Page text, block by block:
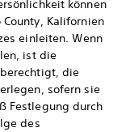
können
Kalifornien
einleiten. Wenn
ist die
die
sofern sie
Festlegung durch
des